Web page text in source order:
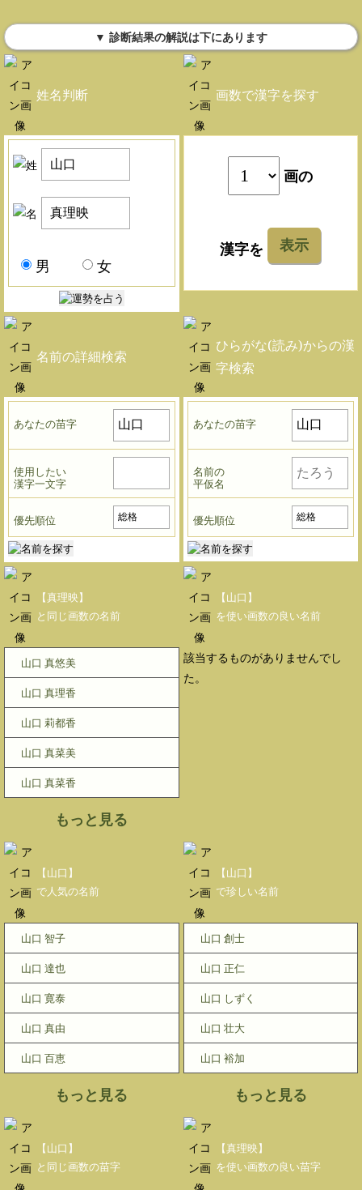
▼ 診断結果の解説は下にあります
姓名判断
男 女
画数で漢字を探す
画の
漢字を 表示
名前の詳細検索
あなたの苗字
使用したい
漢字一文字
優先順位
ひらがな(読み)からの漢
字検索
あなたの苗字
名前の
平仮名
優先順位
【真理映】
と同じ画数の名前
山口 真悠美
山口 真理香
山口 莉都香
山口 真菜美
山口 真菜香
もっと見る
【山口】
を使い画数の良い名前
該当するものがありませんでし
た。
【山口】
で人気の名前
山口 智子
山口 達也
山口 寛泰
山口 真由
山口 百恵
もっと見る
【山口】
で珍しい名前
山口 創士
山口 正仁
山口 しずく
山口 壮大
山口 裕加
もっと見る
【山口】
と同じ画数の苗字
【真理映】
を使い画数の良い苗字